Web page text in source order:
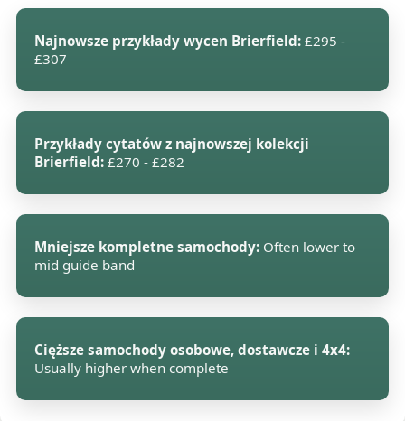
Najnowsze przykłady wycen Brierfield: £295 -
£307
Przykłady cytatów z najnowszej kolekcji
Brierfield: £270 - £282
Mniejsze kompletne samochody: Often lower to
mid guide band
Cięższe samochody osobowe, dostawcze i 4x4:
Usually higher when complete